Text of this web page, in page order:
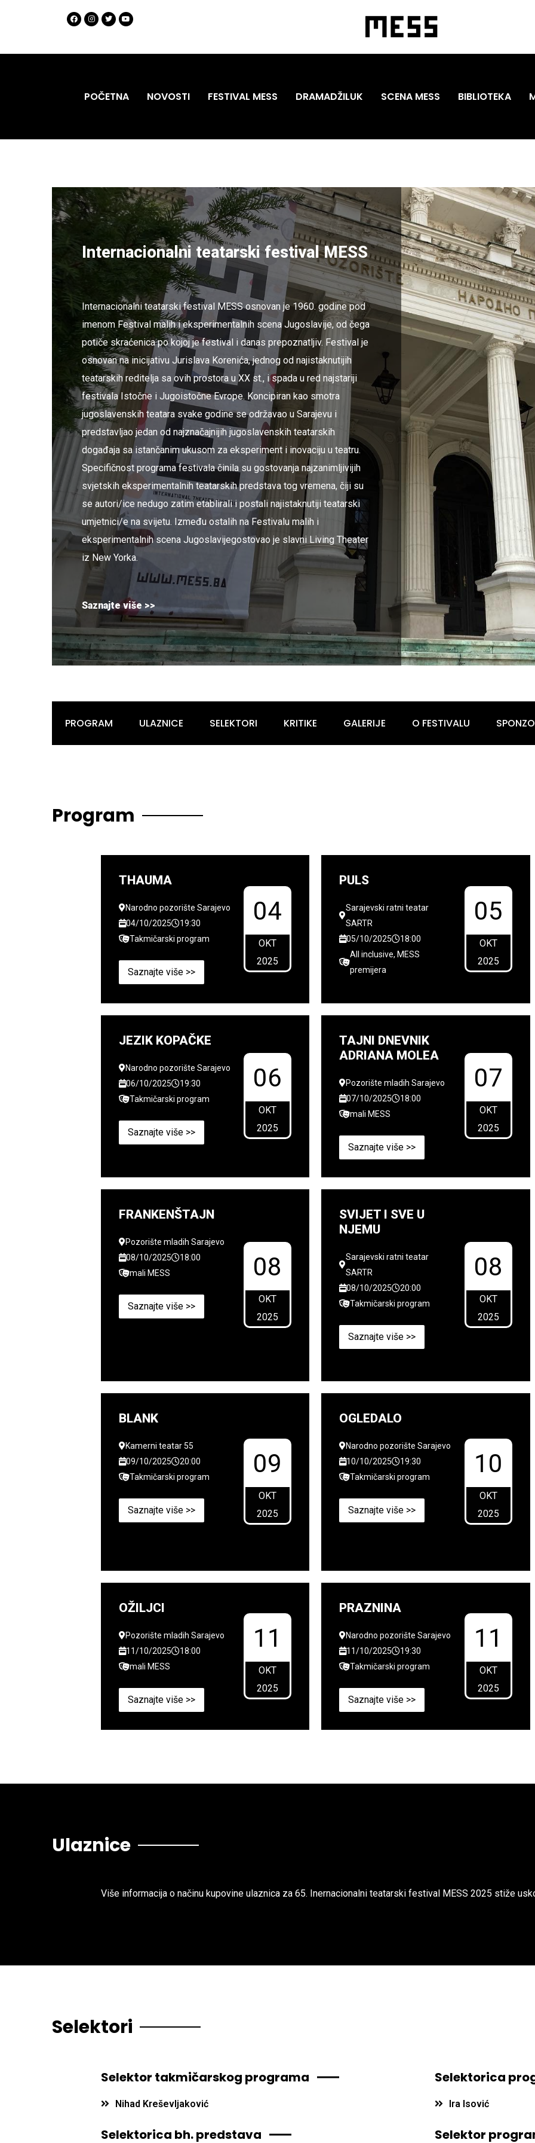
POČETNA NOVOSTI FESTIVAL MESS DRAMADŽILUK SCENA MESS BIBLIOTEKA
Internacionalni teatarski festival MESS
Internacionalni teatarski festival MESS osnovan je 1960. godine pod
imenom Festival malih i eksperimentalnih scena Jugoslavije, od čega
potiče skraćenica po kojoj je festival i danas prepoznatljiv. Festival je
osnovan na inicijativu Jurislava Korenića, jednog od najistaknutijih
teatarskih reditelja sa ovih prostora u XX st., i spada u red najstariji
festivala Istočne i Jugoistočne Evrope. Koncipiran kao smotra
jugoslavenskih teatara svake godine se održavao u Sarajevu i
predstavljao jedan od najznačajnijih jugoslavenskih teatarskih
događaja sa istančanim ukusom za eksperiment i inovaciju u teatru.
Specifičnost programa festivala činila su gostovanja najzanimljivijih
svjetskih eksperimentalnih teatarskih predstava tog vremena, čiji su
se autori/ice nedugo zatim etablirali i postali najistaknutiji teatarski
umjetnici/e na svijetu. Između ostalih na Festivalu malih i
eksperimentalnih scena Jugoslavijegostovao je slavni Living Theater
iz New Yorka.
Saznajte više >>
PROGRAM ULAZNICE SELEKTORI KRITIKE GALERIJE O FESTIVALU
Program
THAUMA
Narodno pozorište Sarajevo
04/10/2025
19:30
Takmičarski program
Saznajte više >>
04
OKT
2025
PULS
Sarajevski ratni teatar
SARTR
05/10/2025
18:00
All inclusive, MESS
premijera
05
OKT
2025
JEZIK KOPAČKE
Narodno pozorište Sarajevo
06/10/2025
19:30
Takmičarski program
Saznajte više >>
06
OKT
2025
TAJNI DNEVNIK
ADRIANA MOLEA
Pozorište mladih Sarajevo
07/10/2025
18:00
mali MESS
Saznajte više >>
07
OKT
2025
FRANKENŠTAJN
Pozorište mladih Sarajevo
08/10/2025
18:00
mali MESS
Saznajte više >>
08
OKT
2025
SVIJET I SVE U
NJEMU
Sarajevski ratni teatar
SARTR
08/10/2025
20:00
Takmičarski program
Saznajte više >>
08
OKT
2025
BLANK
Kamerni teatar 55
09/10/2025
20:00
Takmičarski program
Saznajte više >>
09
OKT
2025
OGLEDALO
Narodno pozorište Sarajevo
10/10/2025
19:30
Takmičarski program
Saznajte više >>
10
OKT
2025
OŽILJCI
Pozorište mladih Sarajevo
11/10/2025
18:00
mali MESS
Saznajte više >>
11
OKT
2025
PRAZNINA
Narodno pozorište Sarajevo
11/10/2025
19:30
Takmičarski program
Saznajte više >>
11
OKT
2025
Ulaznice
Više informacija o načinu kupovine ulaznica za 65. Inernacionalni teatarski festival MESS 2025 stiže
Selektori
Selektor takmičarskog programa
Nihad Kreševljaković
Selektorica bh. predstava
Selektorica
Ira Isović
Selektor